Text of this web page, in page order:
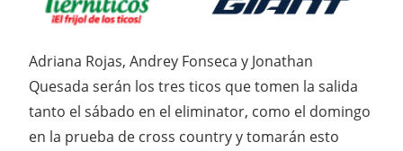
Adriana Rojas, Andrey Fonseca y Jonathan
Quesada serán los tres ticos que tomen la salida
tanto el sábado en el eliminator, como el domingo
en la prueba de cross country y tomarán esto